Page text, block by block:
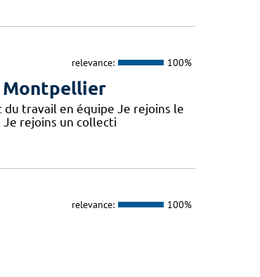
relevance: 100%
Montpellier
travail en équipe Je rejoins le
Je rejoins un collecti
relevance: 100%